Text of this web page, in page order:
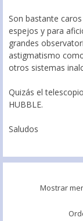
Son bastante
espejos y para
grandes
astigmatismo
otros sistemas
Quizás el
HUBBLE.
Saludos
Mostrar